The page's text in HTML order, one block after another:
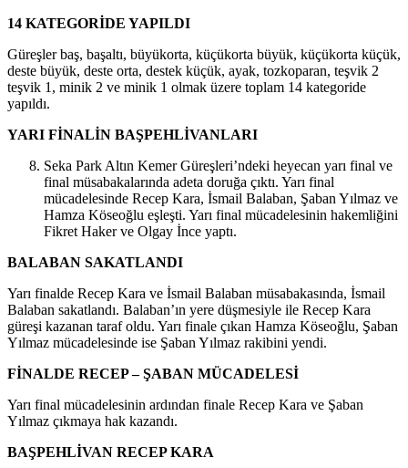
14 KATEGORİDE YAPILDI
Güreşler baş, başaltı, büyükorta, küçükorta büyük, küçükorta küçük,
deste büyük, deste orta, destek küçük, ayak, tozkoparan, teşvik 2
teşvik 1, minik 2 ve minik 1 olmak üzere toplam 14 kategoride
yapıldı.
YARI FİNALİN BAŞPEHLİVANLARI
Seka Park Altın Kemer Güreşleri’ndeki heyecan yarı final ve
final müsabakalarında adeta doruğa çıktı. Yarı final
mücadelesinde Recep Kara, İsmail Balaban, Şaban Yılmaz ve
Hamza Köseoğlu eşleşti. Yarı final mücadelesinin hakemliğini
Fikret Haker ve Olgay İnce yaptı.
BALABAN SAKATLANDI
Yarı finalde Recep Kara ve İsmail Balaban müsabakasında, İsmail
Balaban sakatlandı. Balaban’ın yere düşmesiyle ile Recep Kara
güreşi kazanan taraf oldu. Yarı finale çıkan Hamza Köseoğlu, Şaban
Yılmaz mücadelesinde ise Şaban Yılmaz rakibini yendi.
FİNALDE RECEP – ŞABAN MÜCADELESİ
Yarı final mücadelesinin ardından finale Recep Kara ve Şaban
Yılmaz çıkmaya hak kazandı.
BAŞPEHLİVAN RECEP KARA